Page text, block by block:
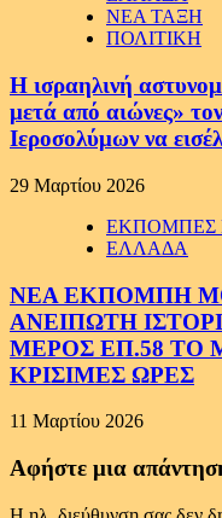
ΝΕΑ ΤΑΞΗ
ΠΟΛΙΤΙΚΗ
Η ισραηλινή
μετά από αιώνες»
Ιεροσολύμων να
29 Μαρτίου 2026
ΕΚΠΟΜΠΕΣ
ΕΛΛΑΔΑ
ΝΕΑ ΕΚΠΟΜΠΗ
ΑΝΕΙΠΩΤΗ
ΜΕΡΟΣ ΕΠ.58 ΤΟ
ΚΡΙΣΙΜΕΣ ΩΡΕΣ
11 Μαρτίου 2026
Αφήστε μια